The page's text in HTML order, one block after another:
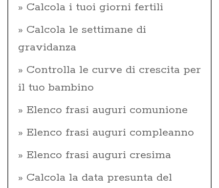
Calcola i tuoi giorni fertili
Calcola le settimane di
gravidanza
Controlla le curve di crescita per
il tuo bambino
Elenco frasi auguri comunione
Elenco frasi auguri compleanno
Elenco frasi auguri cresima
Calcola la data presunta del